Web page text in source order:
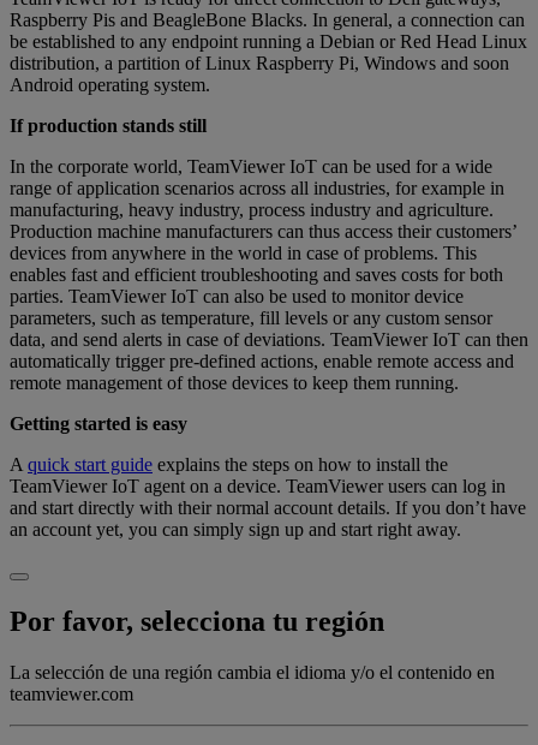
Raspberry Pis and BeagleBone Blacks. In general, a connection can
be established to any endpoint running a Debian or Red Head Linux
distribution, a partition of Linux Raspberry Pi, Windows and soon
Android operating system.
If production stands still
In the corporate world, TeamViewer IoT can be used for a wide
range of application scenarios across all industries, for example in
manufacturing, heavy industry, process industry and agriculture.
Production machine manufacturers can thus access their customers’
devices from anywhere in the world in case of problems. This
enables fast and efficient troubleshooting and saves costs for both
parties. TeamViewer IoT can also be used to monitor device
parameters, such as temperature, fill levels or any custom sensor
data, and send alerts in case of deviations. TeamViewer IoT can then
automatically trigger pre-defined actions, enable remote access and
remote management of those devices to keep them running.
Getting started is easy
Aquick start guide explains the steps on how to install the
TeamViewer IoT agent on a device. TeamViewer users can log in
and start directly with their normal account details. If you don’t have
an account yet, you can simply sign up and start right away.
Por favor, selecciona tu región
La selección de una región cambia el idioma y/o el contenido en
teamviewer.com